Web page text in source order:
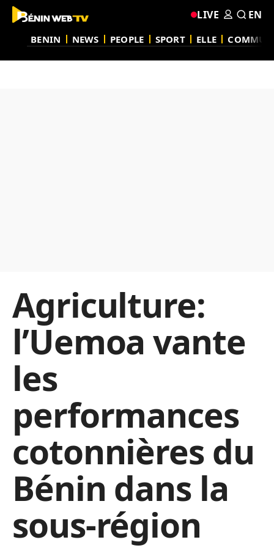
BENIN NEWS PEOPLE SPORT ELLE
LIVE EN
Agriculture:
l’Uemoa vante
les
performances
cotonnières du
Bénin dans la
sous-région